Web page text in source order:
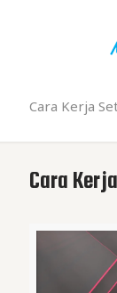
Cara Kerja
Cara